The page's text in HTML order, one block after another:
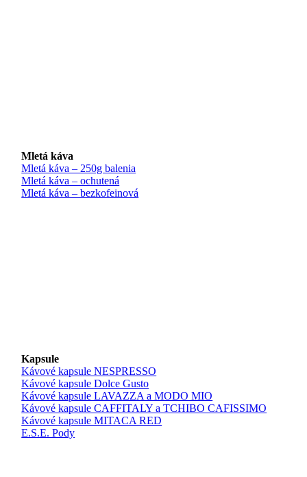
Mletá káva
Mletá káva – 250g balenia
Mletá káva – ochutená
Mletá káva – bezkofeinová
Kapsule
Kávové kapsule NESPRESSO
Kávové kapsule Dolce Gusto
Kávové kapsule LAVAZZA a MODO MIO
Kávové kapsule CAFFITALY a TCHIBO CAFISSIMO
Kávové kapsule MITACA RED
E.S.E. Pody